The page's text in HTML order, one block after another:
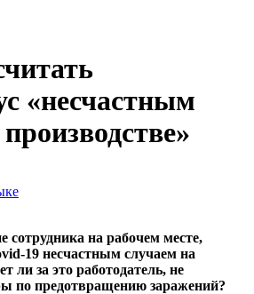
«несчастным
сотрудника на рабочем месте,
19 несчастным случаем на
ли за это работодатель, не
по предотвращению заражений?